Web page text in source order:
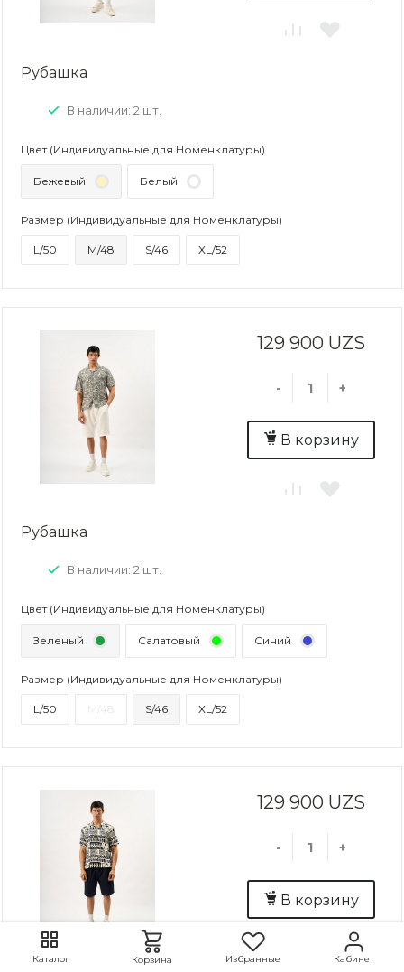
Каталог Корзина Избранные Кабинет
Рубашка
В наличии: 2 шт.
Цвет (Индивидуальные для Номенклатуры)
Бежевый Белый
Размер (Индивидуальные для Номенклатуры)
L/50 M/48 S/46 XL/52
129 900 UZS
- +
В корзину
Рубашка
В наличии: 2 шт.
Цвет (Индивидуальные для Номенклатуры)
Зеленый Салатовый Синий
Размер (Индивидуальные для Номенклатуры)
L/50 S/46 XL/52
129 900 UZS
- +
В корзину